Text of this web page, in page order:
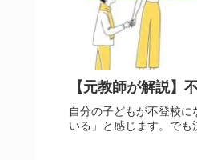
【元教師が解説】
自分の子どもが不登校
いる」と感じます。で